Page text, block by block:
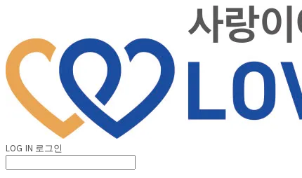
LOG IN 로그인